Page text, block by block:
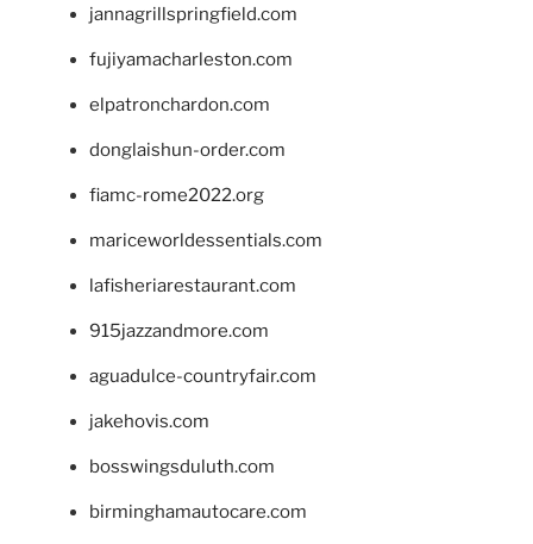
jannagrillspringfield.com
fujiyamacharleston.com
elpatronchardon.com
donglaishun-order.com
fiamc-rome2022.org
mariceworldessentials.com
lafisheriarestaurant.com
915jazzandmore.com
aguadulce-countryfair.com
jakehovis.com
bosswingsduluth.com
birminghamautocare.com